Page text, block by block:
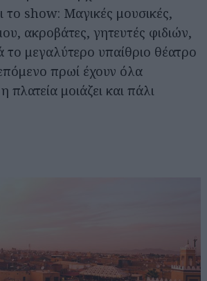
show: Μαγικές μουσικές,
ακροβάτες, γητευτές φιδιών,
μεγαλύτερο υπαίθριο θέατρο
πρωί έχουν όλα
πλατεία μοιάζει και πάλι